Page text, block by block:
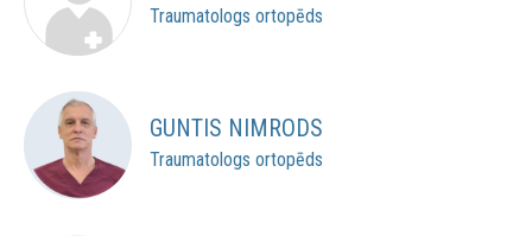
Traumatologs ortopēds
GUNTIS NIMRODS
Traumatologs ortopēds